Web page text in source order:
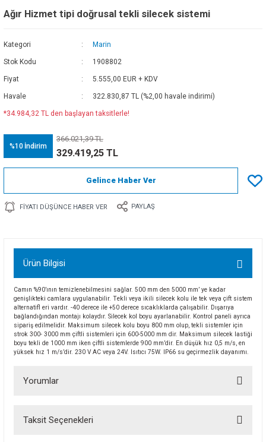
Ağır Hizmet tipi doğrusal tekli silecek sistemi
Kategori Marin
Stok Kodu 1908802
Fiyat 5.555,00 EUR + KDV
Havale 322.830,87 TL (%2,00 havale indirimi)
*34.984,32 TL den başlayan taksitlerle!
%10 İndirim
366.021,39 TL
329.419,25 TL
Gelince Haber Ver
FIYATI DÜŞÜNCE HABER VER PAYLAŞ
Ürün Bilgisi
Camın %90’ının temizlenebilmesini sağlar. 500 mm den 5000 mm’ ye kadar
genişlikteki camlara uygulanabilir. Tekli veya ikili silecek kolu ile tek veya çift sistem
alternatifl eri vardır. -40 derece ile +50 derece sıcaklıklarda çalışabilir. Dışarıya
bağlandığından montajı kolaydır. Silecek kol boyu ayarlanabilir. Kontrol paneli ayrıca
sipariş edilmelidir. Maksimum silecek kolu boyu 800 mm olup, tekli sistemler için
strok 300- 3000 mm çiftli sistemleri için 600-5000 mm dir. Maksimum silecek lastiği
boyu tekli de 1000 mm iken çiftli sistemlerde 900 mm’dir. En düşük hız 0,5 m/s, en
yüksek hız 1 m/s’dir. 230 V AC veya 24V. Isıtıcı 75W. IP66 su geçirmezlik dayanımı.
Yorumlar
Taksit Seçenekleri